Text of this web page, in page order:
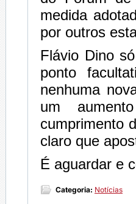
medida
por outros
Flávio Dino
ponto
nenhuma
um
cumprimento
claro que
É aguardar e
Categoria: Notícias